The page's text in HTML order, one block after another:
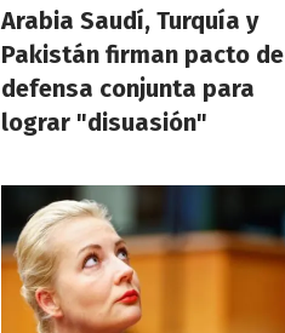
Arabia Saudí, Turquía y
Pakistán firman pacto de
defensa conjunta para
lograr "disuasión"